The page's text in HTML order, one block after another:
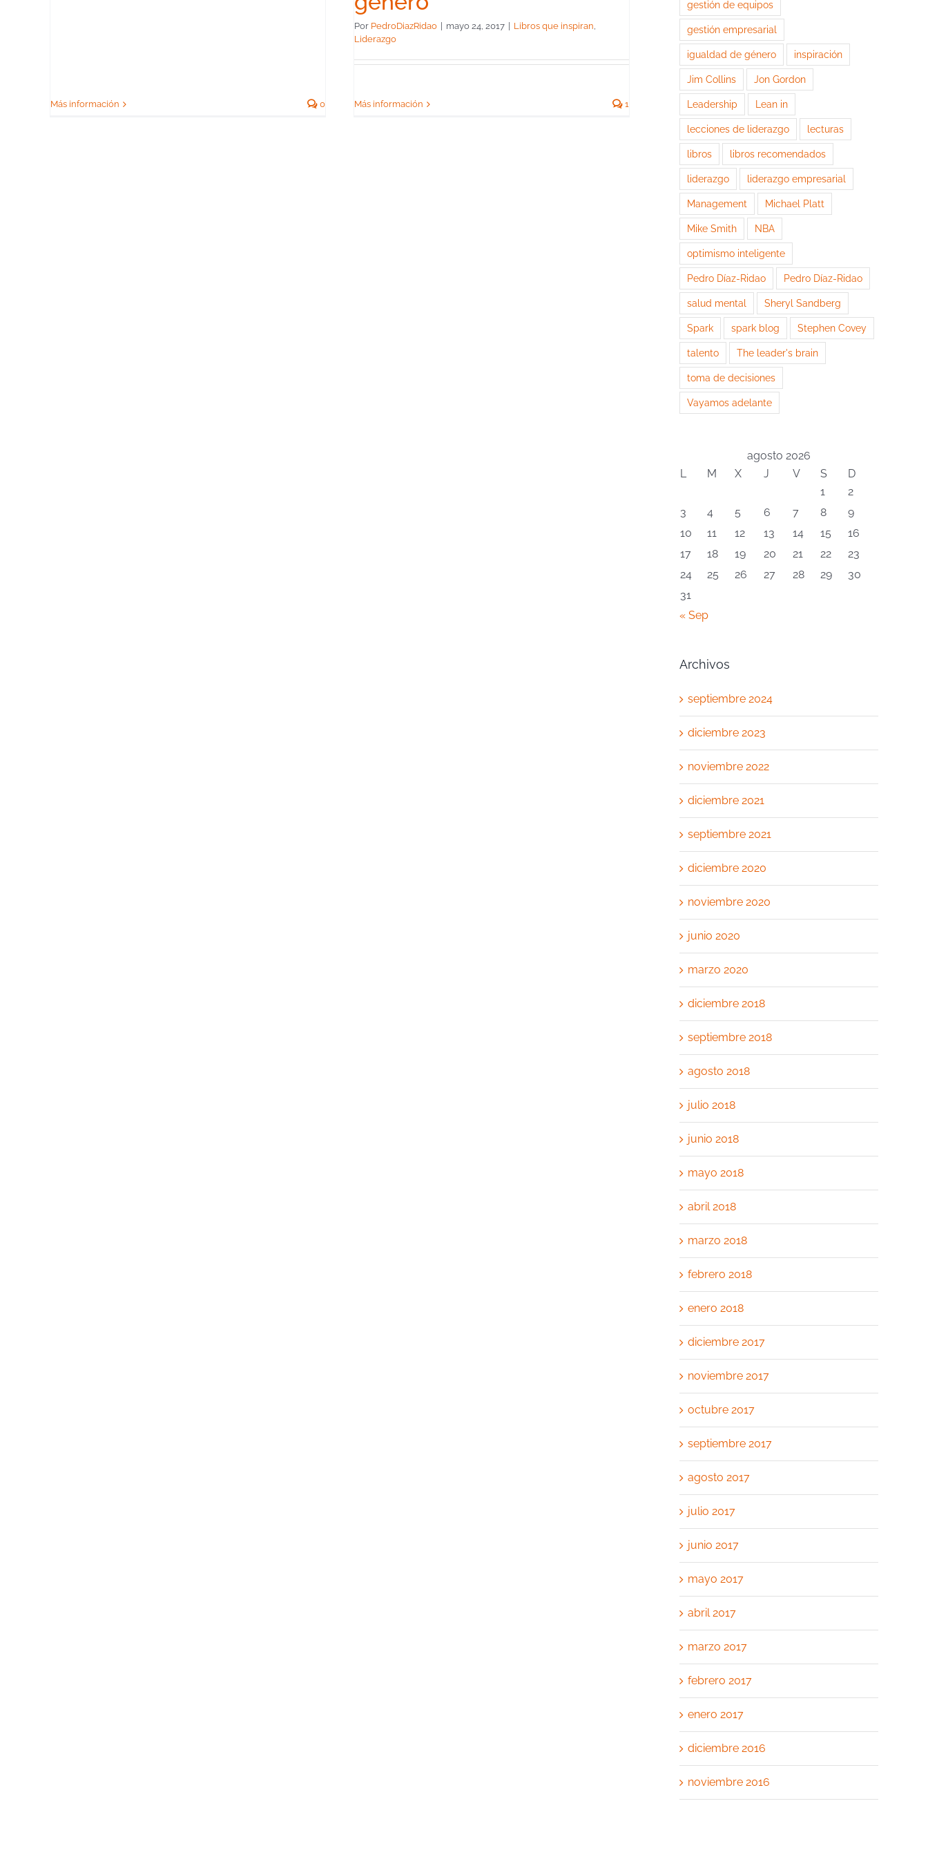
Más información 0
Por PedroDiazRidao mayo 24, 2017 Libros que inspiran,
Liderazgo
Más información 1
gestión de equipos
gestión empresarial
igualdad de género inspiración
Jim Collins Jon Gordon
Leadership Lean in
lecciones de liderazgo lecturas
libros libros recomendados
liderazgo liderazgo empresarial
Management Michael Platt
Mike Smith NBA
optimismo inteligente
Pedro Díaz-Ridao Pedro Díaz-Ridao
salud mental Sheryl Sandberg
Spark spark blog Stephen Covey
talento The leader's brain
toma de decisiones
Vayamos adelante
agosto 2026
L
M X J V S
D
1
2
3
4 5 6 7 8
9
10
11 12 13 14 15
16
17
18 19 20 21 22
23
24
25 26 27 28 29
30
31
« Sep
Archivos
septiembre 2024
diciembre 2023
noviembre 2022
diciembre 2021
septiembre 2021
diciembre 2020
noviembre 2020
junio 2020
marzo 2020
diciembre 2018
septiembre 2018
agosto 2018
julio 2018
junio 2018
mayo 2018
abril 2018
marzo 2018
febrero 2018
enero 2018
diciembre 2017
noviembre 2017
octubre 2017
septiembre 2017
agosto 2017
julio 2017
junio 2017
mayo 2017
abril 2017
marzo 2017
febrero 2017
enero 2017
diciembre 2016
noviembre 2016